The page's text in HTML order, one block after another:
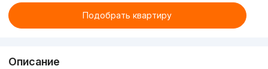
Подобрать квартиру
Описание